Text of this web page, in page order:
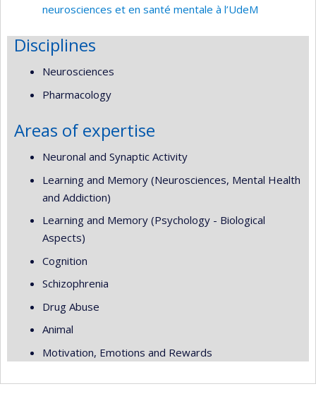
neurosciences et en santé mentale à l’UdeM
Disciplines
Neurosciences
Pharmacology
Areas of expertise
Neuronal and Synaptic Activity
Learning and Memory (Neurosciences, Mental Health
and Addiction)
Learning and Memory (Psychology - Biological
Aspects)
Cognition
Schizophrenia
Drug Abuse
Animal
Motivation, Emotions and Rewards